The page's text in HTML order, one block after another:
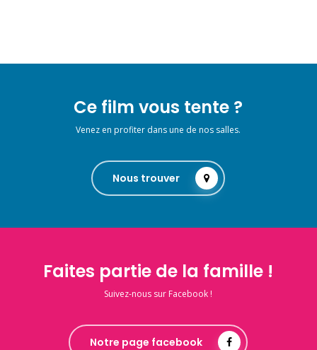
Ce film vous tente ?
Venez en profiter dans une de nos salles.
Nous trouver
Faites partie de la famille !
Suivez-nous sur Facebook !
Notre page facebook